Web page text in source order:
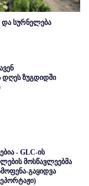
და სურნელება
ზუგდიდში
- GLC-ის
მოსწავლეებმა
გაყიდვა